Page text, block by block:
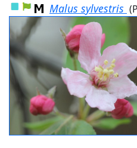
Malus sylvestris